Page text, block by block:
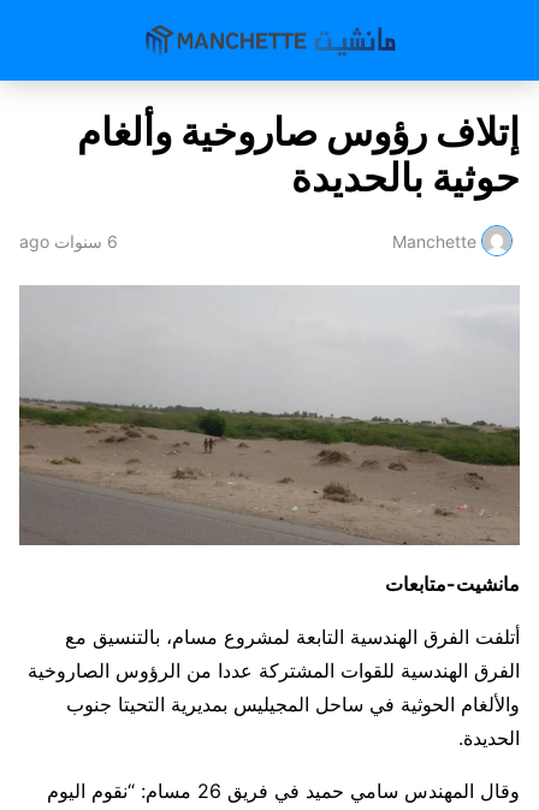
إتلاف رؤوس صاروخية وألغام
حوثية بالحديدة
Manchette 6 سنوات ago
مانشيت-متابعات
أتلفت الفرق الهندسية التابعة لمشروع مسام، بالتنسيق مع
الفرق الهندسية للقوات المشتركة عددا من الرؤوس الصاروخية
والألغام الحوثية في ساحل المجيليس بمديرية التحيتا جنوب
الحديدة.
وقال المهندس سامي حميد في فريق 26 مسام: “نقوم اليوم